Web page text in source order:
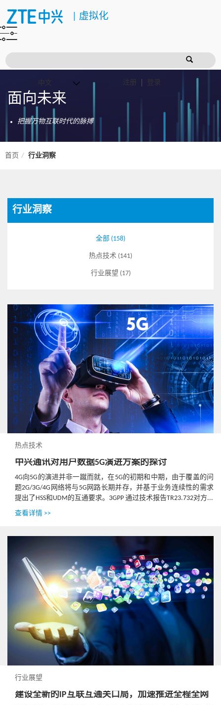
虚拟化
注册 登录
面向未来
把握万物互联时代的脉搏
首页 行业洞察
行业洞察
全部 (158)
热点技术 (141)
行业展望 (17)
热点技术
中兴通讯对用户数据5G演进方案的探讨
4G向5G的演进并非一蹴而就，在5G的初期和中期，由于覆盖的问
题2G/3G/4G网络将与5G网路长期并存，并基于业务连续性的需求
提出了HSS和UDM的互通要求。3GPP 通过技术报告TR23.732对方...
查看详情 >>
行业展望
建设全新的IP互联互通关口局，加速推进全程全网